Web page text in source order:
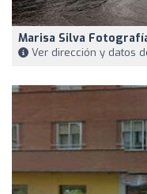
Marisa Silva
Ver dirección y datos